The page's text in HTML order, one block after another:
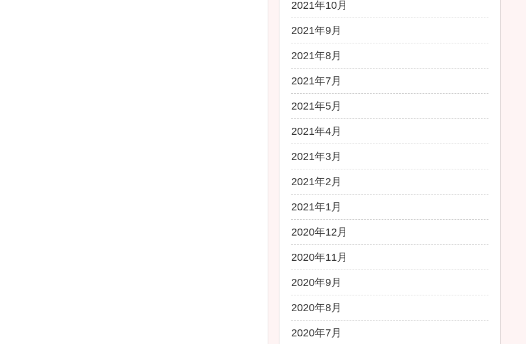
2021年10月
2021年9月
2021年8月
2021年7月
2021年5月
2021年4月
2021年3月
2021年2月
2021年1月
2020年12月
2020年11月
2020年9月
2020年8月
2020年7月